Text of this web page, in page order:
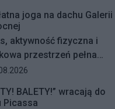
joga na dachu Galerii
aktywność fizyczna i
przestrzeń pełna
– Galeria Północna wraz z
mieszkańców na
artykułu:
BALETY!” wracają do
Picassa